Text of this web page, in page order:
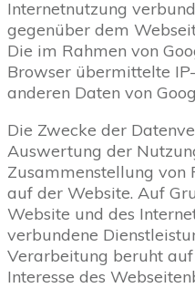
Internetnutzung
gegenüber dem
Die im Rahmen von
Browser übermittelte
anderen Daten von
Die Zwecke der
Auswertung der
Zusammenstellung
auf der Website. Auf
Website und des
verbundene
Verarbeitung beruht
Interesse des